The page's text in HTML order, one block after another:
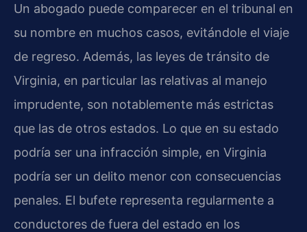
Un abogado puede comparecer en el tribunal en
su nombre en muchos casos, evitándole el viaje
de regreso. Además, las leyes de tránsito de
Virginia, en particular las relativas al manejo
imprudente, son notablemente más estrictas
que las de otros estados. Lo que en su estado
podría ser una infracción simple, en Virginia
podría ser un delito menor con consecuencias
penales. El bufete representa regularmente a
conductores de fuera del estado en los